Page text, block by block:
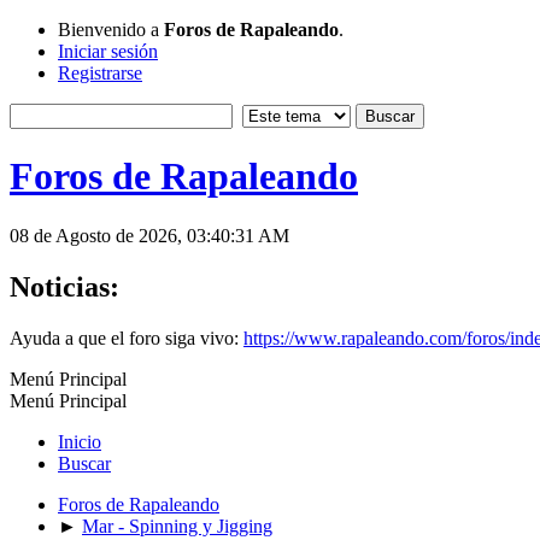
Bienvenido a Foros de Rapaleando.
Iniciar sesión
Registrarse
Foros de Rapaleando
08 de Agosto de 2026, 03:40:31 AM
Noticias:
Ayuda a que el foro siga vivo: https://www.rapaleando.com/foros/
Menú Principal
Menú Principal
Inicio
Buscar
Foros de Rapaleando
► Mar - Spinning y Jigging